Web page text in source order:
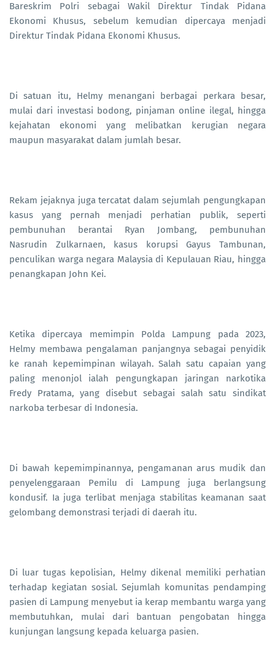
Bareskrim Polri sebagai Wakil Direktur Tindak Pidana
Ekonomi Khusus, sebelum kemudian dipercaya menjadi
Direktur Tindak Pidana Ekonomi Khusus.
Di satuan itu, Helmy menangani berbagai perkara besar,
mulai dari investasi bodong, pinjaman online ilegal, hingga
kejahatan ekonomi yang melibatkan kerugian negara
maupun masyarakat dalam jumlah besar.
Rekam jejaknya juga tercatat dalam sejumlah pengungkapan
kasus yang pernah menjadi perhatian publik, seperti
pembunuhan berantai Ryan Jombang, pembunuhan
Nasrudin Zulkarnaen, kasus korupsi Gayus Tambunan,
penculikan warga negara Malaysia di Kepulauan Riau, hingga
penangkapan John Kei.
Ketika dipercaya memimpin Polda Lampung pada 2023,
Helmy membawa pengalaman panjangnya sebagai penyidik
ke ranah kepemimpinan wilayah. Salah satu capaian yang
paling menonjol ialah pengungkapan jaringan narkotika
Fredy Pratama, yang disebut sebagai salah satu sindikat
narkoba terbesar di Indonesia.
Di bawah kepemimpinannya, pengamanan arus mudik dan
penyelenggaraan Pemilu di Lampung juga berlangsung
kondusif. Ia juga terlibat menjaga stabilitas keamanan saat
gelombang demonstrasi terjadi di daerah itu.
Di luar tugas kepolisian, Helmy dikenal memiliki perhatian
terhadap kegiatan sosial. Sejumlah komunitas pendamping
pasien di Lampung menyebut ia kerap membantu warga yang
membutuhkan, mulai dari bantuan pengobatan hingga
kunjungan langsung kepada keluarga pasien.